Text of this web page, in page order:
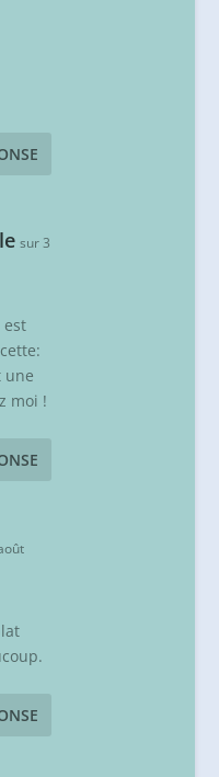
sur 3
est
une
moi !